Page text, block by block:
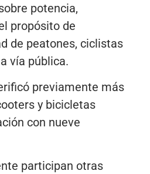
potencia,
propósito de
de peatones, ciclistas
vía pública.
previamente más
y bicicletas
con nueve
participan otras